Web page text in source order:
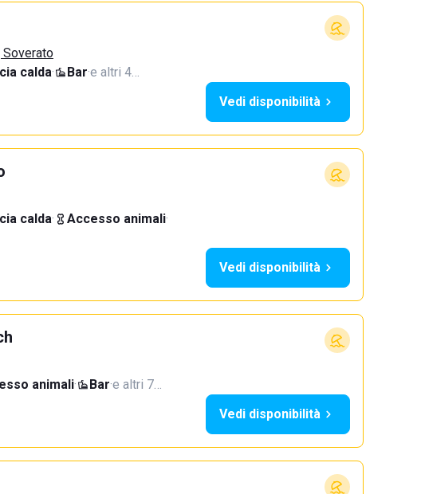
Soverato
calda· Bar·e altri 4…
Vedi disponibilità
calda· Accesso animali·
Vedi disponibilità
animali· Bar·e altri 7…
Vedi disponibilità